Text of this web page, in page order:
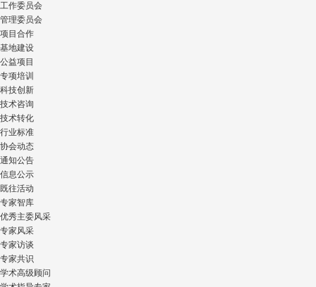
工作委员会
管理委员会
项目合作
基地建设
公益项目
专项培训
科技创新
技术咨询
技术转化
行业标准
协会动态
通知公告
信息公示
既往活动
专家智库
优秀主委风采
专家风采
专家访谈
专家共识
学术高级顾问